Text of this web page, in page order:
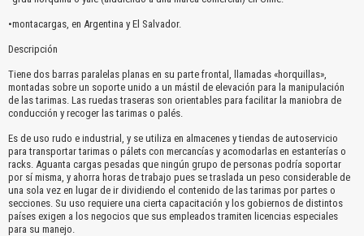
•montacargas, en Argentina y El Salvador.
Descripción
Tiene dos barras paralelas planas en su parte frontal, llamadas «horquillas»,
montadas sobre un soporte unido a un mástil de elevación para la manipulación
de las tarimas. Las ruedas traseras son orientables para facilitar la maniobra de
conducción y recoger las tarimas o palés.
Es de uso rudo e industrial, y se utiliza en almacenes y tiendas de autoservicio
para transportar tarimas o pálets con mercancías y acomodarlas en estanterías o
racks. Aguanta cargas pesadas que ningún grupo de personas podría soportar
por sí misma, y ahorra horas de trabajo pues se traslada un peso considerable de
una sola vez en lugar de ir dividiendo el contenido de las tarimas por partes o
secciones. Su uso requiere una cierta capacitación y los gobiernos de distintos
países exigen a los negocios que sus empleados tramiten licencias especiales
para su manejo.